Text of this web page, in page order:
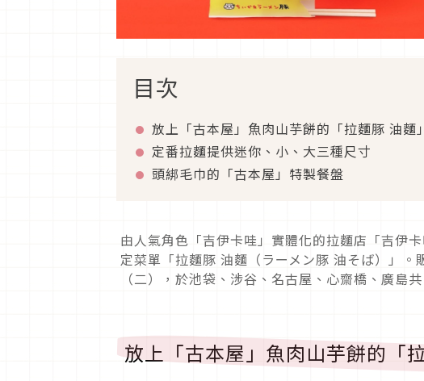
目次
放上「古本屋」魚肉山芋餅的「拉麵豚 油麵」
定番拉麵提供迷你、小、大三種尺寸
頭綁毛巾的「古本屋」特製餐盤
由人氣角色「吉伊卡哇」實體化的拉麵店「吉伊
定菜單「拉麵豚 油麵（ラーメン豚 油そば）」
（二），於池袋、涉谷、名古屋、心齋橋、廣島
放上「古本屋」魚肉山芋餅的「